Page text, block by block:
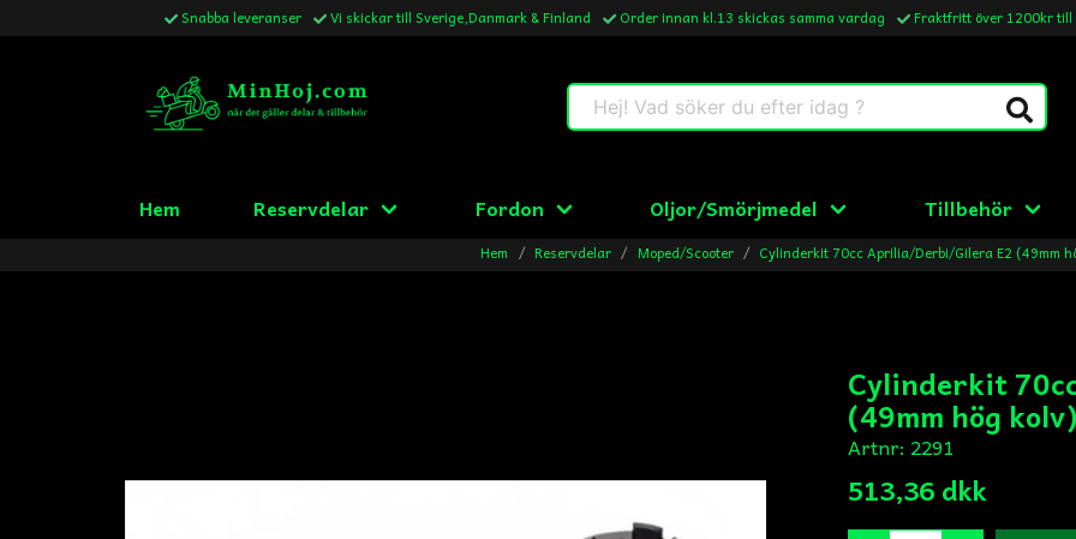
Snabba leveranser Vi skickar till Sverige,Danmark & Finland Order innan kl.13 skickas samma vardag Fraktfritt över 1200kr till
Hej! Vad söker du efter idag ?
Hem Reservdelar Fordon Oljor/Smörjmedel Tillbehör
Hem Reservdelar Moped/Scooter Cylinderkit 70cc Aprilia/Derbi/Gilera E2 (49mm
Cylinderkit
(49mm hög kolv)
Artnr: 2291
513,36 dkk